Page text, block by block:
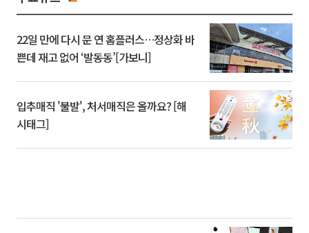
22일 만에 다시 문 연 홈플러스…정상화 바
쁜데 재고 없어 ‘발동동’[가보니]
입추매직 '불발', 처서매직은 올까요? [해
시태그]